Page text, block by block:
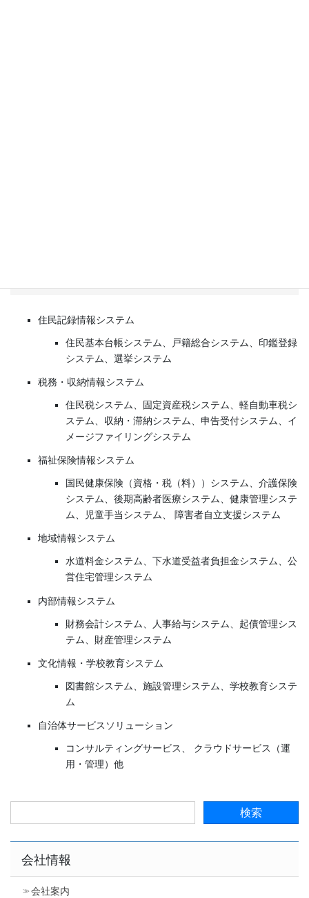
住民記録情報システム
住民基本台帳システム、戸籍総合システム、印鑑登録
システム、選挙システム
税務・収納情報システム
住民税システム、固定資産税システム、軽自動車税シ
ステム、収納・滞納システム、申告受付システム、イ
メージファイリングシステム
福祉保険情報システム
国民健康保険（資格・税（料））システム、介護保険
システム、後期高齢者医療システム、健康管理システ
ム、児童手当システム、 障害者自立支援システム
地域情報システム
水道料金システム、下水道受益者負担金システム、公
営住宅管理システム
内部情報システム
財務会計システム、人事給与システム、起債管理シス
テム、財産管理システム
文化情報・学校教育システム
図書館システム、施設管理システム、学校教育システ
ム
自治体サービスソリューション
コンサルティングサービス、 クラウドサービス（運
用・管理）他
会社情報
会社案内